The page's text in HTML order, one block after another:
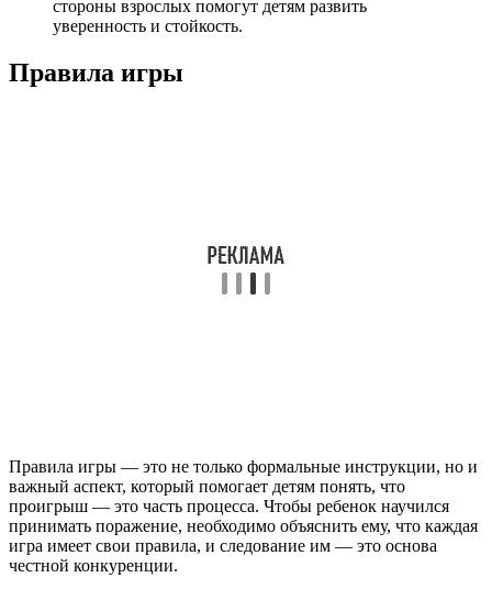
стороны взрослых помогут детям развить
уверенность и стойкость.
Правила игры
Правила игры — это не только формальные инструкции, но и
важный аспект, который помогает детям понять, что
проигрыш — это часть процесса. Чтобы ребенок научился
принимать поражение, необходимо объяснить ему, что каждая
игра имеет свои правила, и следование им — это основа
честной конкуренции.